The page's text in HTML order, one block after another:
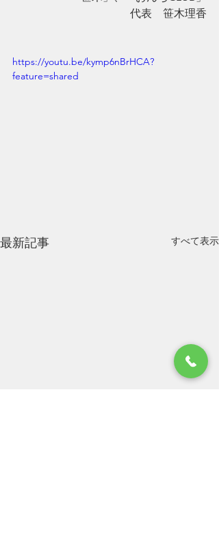
代表　笹木理香
https://youtu.be/kymp6nBrHCA?
feature=shared
最新記事 すべて表示